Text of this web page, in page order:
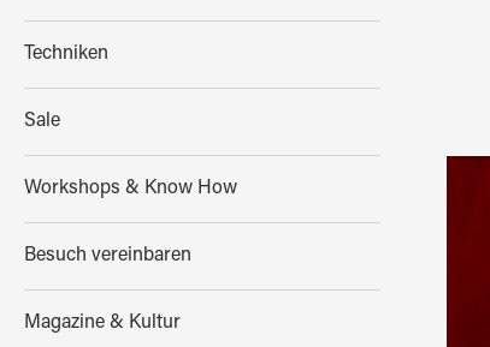
Techniken
Sale
Workshops & Know How
Besuch vereinbaren
Magazine & Kultur